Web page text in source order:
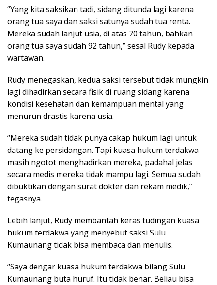
“Yang kita saksikan tadi, sidang ditunda lagi karena
orang tua saya dan saksi satunya sudah tua renta.
Mereka sudah lanjut usia, di atas 70 tahun, bahkan
orang tua saya sudah 92 tahun,” sesal Rudy kepada
wartawan.
Rudy menegaskan, kedua saksi tersebut tidak mungkin
lagi dihadirkan secara fisik di ruang sidang karena
kondisi kesehatan dan kemampuan mental yang
menurun drastis karena usia.
“Mereka sudah tidak punya cakap hukum lagi untuk
datang ke persidangan. Tapi kuasa hukum terdakwa
masih ngotot menghadirkan mereka, padahal jelas
secara medis mereka tidak mampu lagi. Semua sudah
dibuktikan dengan surat dokter dan rekam medik,”
tegasnya.
Lebih lanjut, Rudy membantah keras tudingan kuasa
hukum terdakwa yang menyebut saksi Sulu
Kumaunang tidak bisa membaca dan menulis.
“Saya dengar kuasa hukum terdakwa bilang Sulu
Kumaunang buta huruf. Itu tidak benar. Beliau bisa